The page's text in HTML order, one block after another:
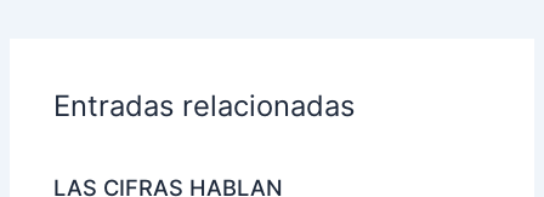
Entradas relacionadas
LAS CIFRAS HABLAN